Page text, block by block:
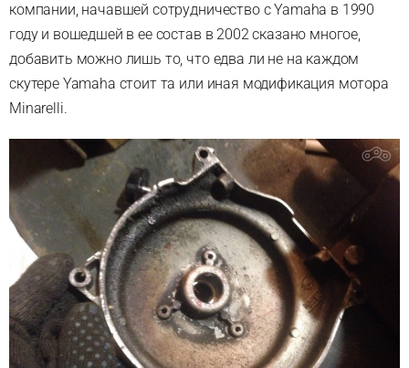
компании, начавшей сотрудничество с Yamaha в 1990
году и вошедшей в ее состав в 2002 сказано многое,
добавить можно лишь то, что едва ли не на каждом
скутере Yamaha стоит та или иная модификация мотора
Minarelli.